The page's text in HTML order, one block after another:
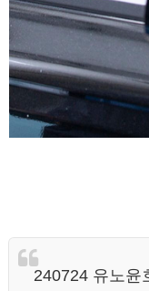
240724 유노윤